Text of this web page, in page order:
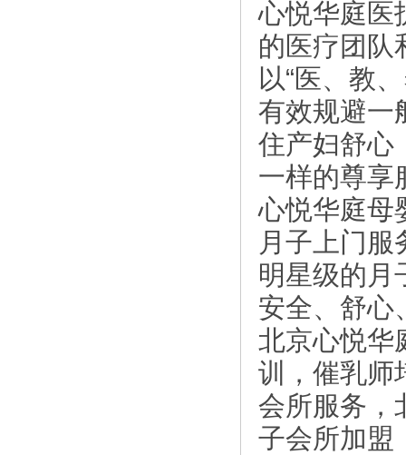
心悦华庭医
的医疗团队
以“医、教
有效规避一
住产妇舒心
一样的尊享
心悦华庭母
月子上门
明星级的月
安全、舒心
北京心悦华
训，催乳师
会所服务，
子会所加盟